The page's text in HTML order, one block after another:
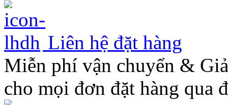
Liên hệ đặt hàng
Miễn phí vận chuyển &
cho mọi đơn đặt hàng qua